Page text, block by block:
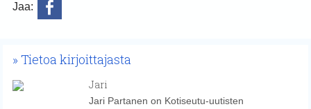
Jaa:
Tietoa kirjoittajasta
Jari
Jari Partanen on Kotiseutu-uutisten